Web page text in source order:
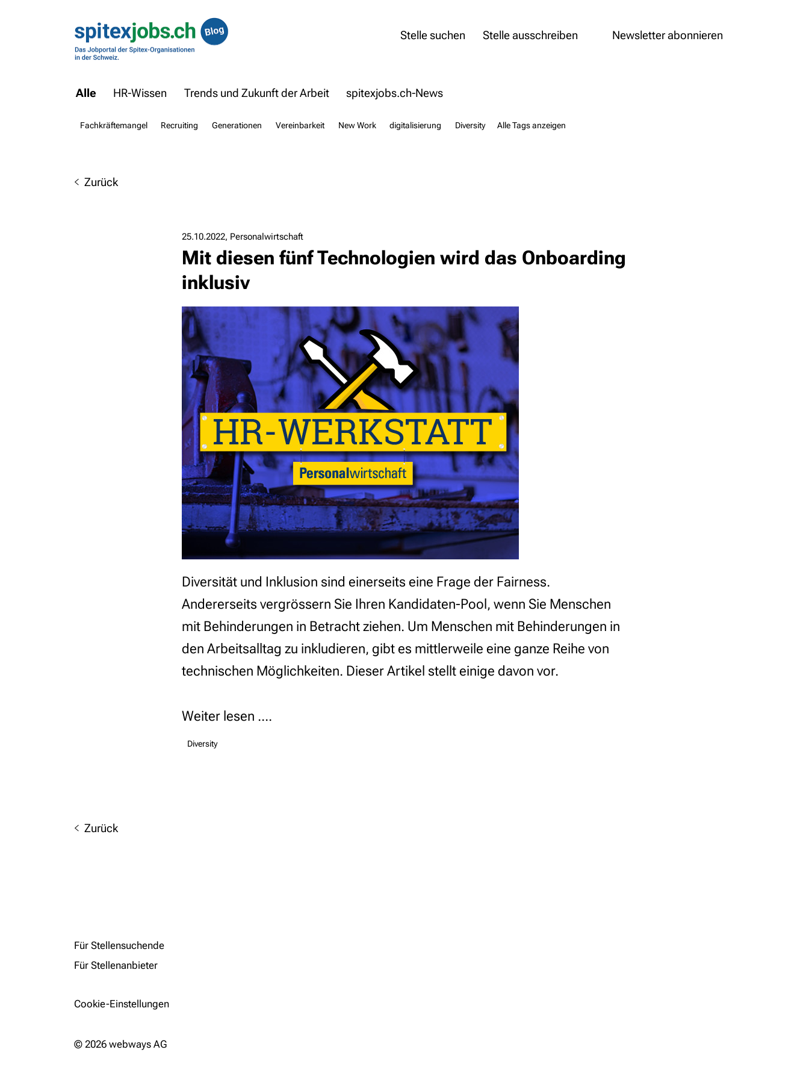
Stelle ausschreiben
Stelle suchen Newsletter abonnieren
Alle HR-Wissen Trends und Zukunft der Arbeit spitexjobs.ch-News
Fachkräftemangel Recruiting Generationen Vereinbarkeit New Work digitalisierung Diversity Alle Tags anzeigen
Zurück
25.10.2022 Personalwirtschaft
Mit diesen fünf Technologien wird das Onboarding
inklusiv
Diversität und Inklusion sind einerseits eine Frage der Fairness.
Andererseits vergrössern Sie Ihren Kandidaten-Pool, wenn Sie Menschen
mit Behinderungen in Betracht ziehen. Um Menschen mit Behinderungen in
den Arbeitsalltag zu inkludieren, gibt es mittlerweile eine ganze Reihe von
technischen Möglichkeiten. Dieser Artikel stellt einige davon vor.
Weiter lesen ....
Diversity
Zurück
Für Stellensuchende
Für Stellenanbieter
Cookie-Einstellungen
© 2026 webways AG